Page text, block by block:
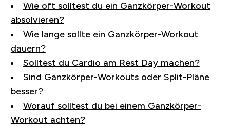
Wie oft solltest du ein Ganzkörper-Workout
absolvieren?
Wie lange sollte ein Ganzkörper-Workout
dauern?
Solltest du Cardio am Rest Day machen?
Sind Ganzkörper-Workouts oder Split-Pläne
besser?
Worauf solltest du bei einem Ganzkörper-
Workout achten?